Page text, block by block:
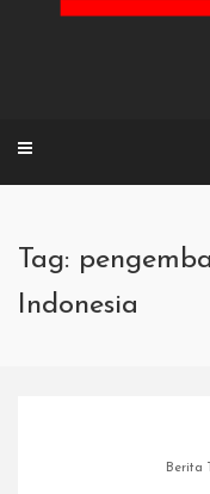
Tag:
Indonesia
Berita